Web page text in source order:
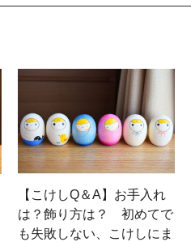
【こけしQ＆A】お手入れ
は？飾り方は？ 初めてで
も失敗しない、こけしにま